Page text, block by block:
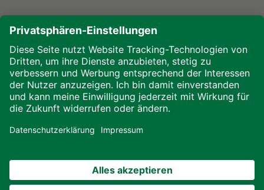
Sprache wählen
Impressum
Downloads
Cookies